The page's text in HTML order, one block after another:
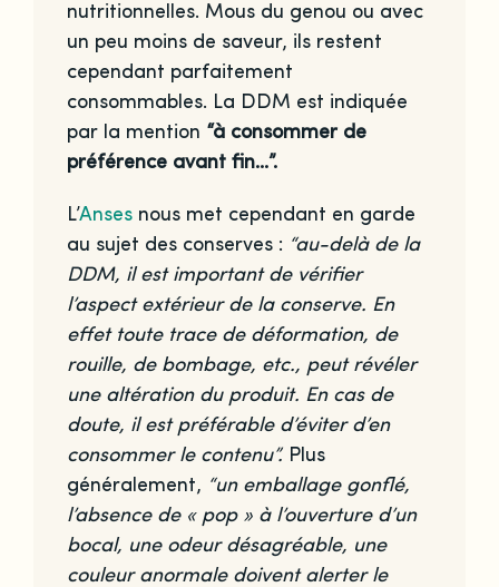
nutritionnelles. Mous du genou ou avec
un peu moins de saveur, ils restent
cependant parfaitement
consommables. La DDM est indiquée
par la mention “à consommer de
préférence avant fin…”.
L’Ansesnous met cependant en garde
au sujet des conserves : “au-delà de la
DDM, il est important de vérifier
l’aspect extérieur de la conserve. En
effet toute trace de déformation, de
rouille, de bombage, etc., peut révéler
une altération du produit. En cas de
doute, il est préférable d’éviter d’en
consommer le contenu”. Plus
généralement, “un emballage gonflé,
l’absence de « pop » à l’ouverture d’un
bocal, une odeur désagréable, une
couleur anormale doivent alerter le